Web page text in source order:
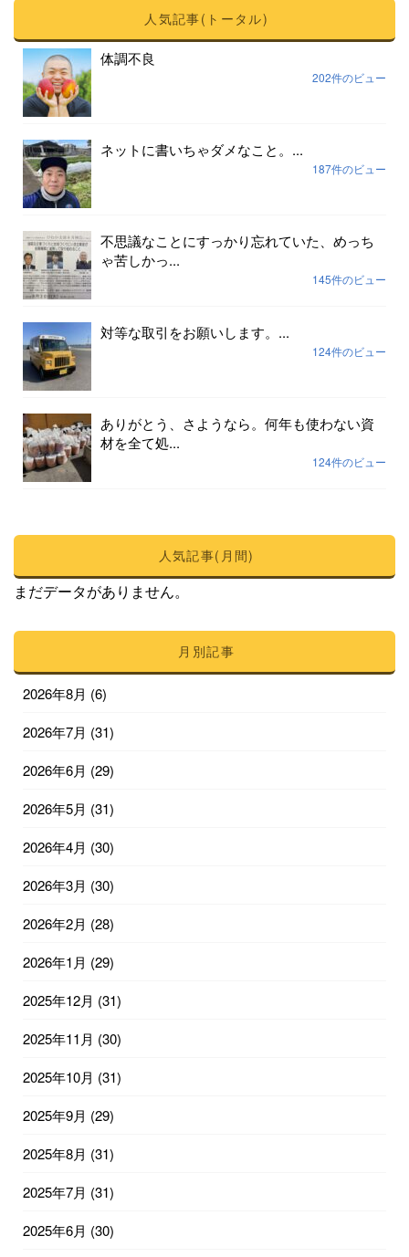
人気記事(トータル)
体調不良
202件のビュー
ネットに書いちゃダメなこと。...
187件のビュー
不思議なことにすっかり忘れていた、めっち
ゃ苦しかっ...
145件のビュー
対等な取引をお願いします。...
124件のビュー
ありがとう、さようなら。何年も使わない資
材を全て処...
124件のビュー
人気記事(月間)
まだデータがありません。
月別記事
2026年8月 (6)
2026年7月 (31)
2026年6月 (29)
2026年5月 (31)
2026年4月 (30)
2026年3月 (30)
2026年2月 (28)
2026年1月 (29)
2025年12月 (31)
2025年11月 (30)
2025年10月 (31)
2025年9月 (29)
2025年8月 (31)
2025年7月 (31)
2025年6月 (30)